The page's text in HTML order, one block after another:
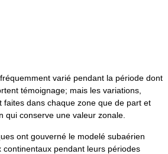
varié pendant la période dont
témoignage; mais les variations,
faites dans chaque zone que de part et
qui conserve une valeur zonale.
ont gouverné le modelé subaérien
continentaux pendant leurs périodes